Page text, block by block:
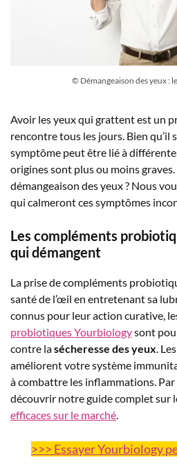
© Démangeaison des yeux :
Avoir les yeux qui grattent est un
rencontre tous les jours. Bien qu’il
symptôme peut être lié à
origines sont plus ou moins
démangeaison des yeux ? Nous
qui calmeront ces symptômes
Les compléments
qui démangent
La prise de compléments
santé de l’œil en entretenant sa
connus pour leur action curative,
probiotiques Yourbiologysont
contre lasécheresse des yeux.
améliorent votre système
à combattre les inflammations.
découvrir notre guide complet sur
efficaces sur le marché.
>>> Essayer Yourbiology